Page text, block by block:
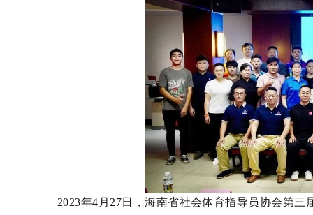
2023年4月27日，海南省社会体育指导员协会第